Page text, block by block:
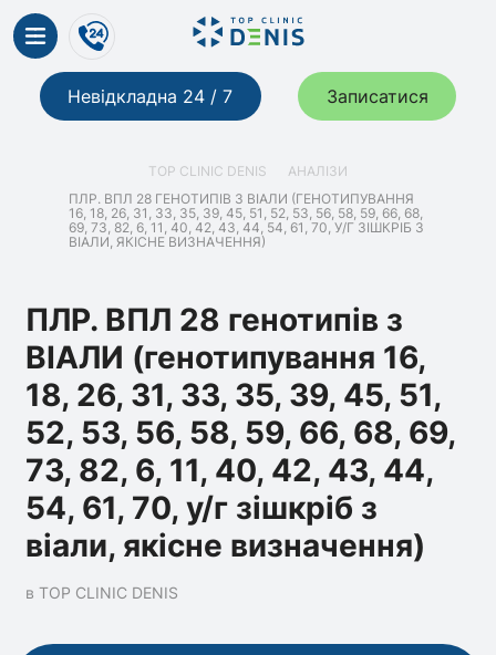
Невідкладна 24 / 7 Записатися
TOP CLINIC DENIS
АНАЛІЗИ
ПЛР. ВПЛ 28 ГЕНОТИПІВ З ВІАЛИ (ГЕНОТИПУВАННЯ
16, 18, 26, 31, 33, 35, 39, 45, 51, 52, 53, 56, 58, 59, 66, 68,
69, 73, 82, 6, 11, 40, 42, 43, 44, 54, 61, 70, У/Г ЗІШКРІБ З
ВІАЛИ, ЯКІСНЕ ВИЗНАЧЕННЯ)
ПЛР. ВПЛ 28 генотипів з
ВІАЛИ (генотипування 16,
18, 26, 31, 33, 35, 39, 45, 51,
52, 53, 56, 58, 59, 66, 68, 69,
73, 82, 6, 11, 40, 42, 43, 44,
54, 61, 70, у/г зішкріб з
віали, якісне визначення)
в TOP CLINIC DENIS